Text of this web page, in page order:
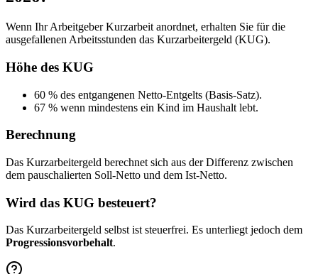
Wenn Ihr Arbeitgeber Kurzarbeit anordnet, erhalten Sie für die
ausgefallenen Arbeitsstunden das Kurzarbeitergeld (KUG).
Höhe des KUG
60 % des entgangenen Netto-Entgelts (Basis-Satz).
67 % wenn mindestens ein Kind im Haushalt lebt.
Berechnung
Das Kurzarbeitergeld berechnet sich aus der Differenz zwischen
dem pauschalierten Soll-Netto und dem Ist-Netto.
Wird das KUG besteuert?
Das Kurzarbeitergeld selbst ist steuerfrei. Es unterliegt jedoch dem
Progressionsvorbehalt.